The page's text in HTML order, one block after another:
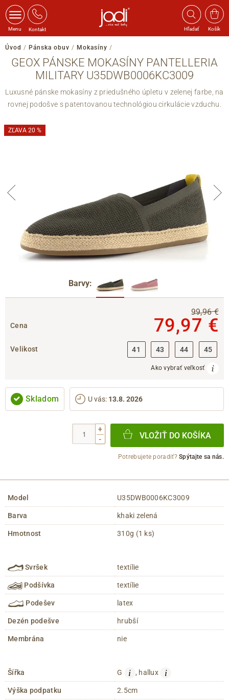
Menu Kontakt Hľadať Košík
Úvod / Pánska obuv / Mokasíny /
GEOX PÁNSKE MOKASÍNY PANTELLERIA
MILITARY U35DWB0006KC3009
Luxusné pánske mokasíny z priedušného úpletu v zelenej farbe, na
rovnej podošve s patentovanou technológiou cirkulácie vzduchu.
ZĽAVA 20 %
Barvy:
Cena
99,96 €
79,97 €
Velikost 41 43 44 45
Ako vybrať veľkosť
Skladom U vás: 13.8. 2026
+
-
VLOŽIŤ DO KOŠÍKA
Potrebujete poradiť?Spýtajte sa nás.
Model U35DWB0006KC3009
Barva khaki zelená
Hmotnost 310g (1 ks)
Svršek textílie
Podšívka textílie
Podešev latex
Dezén podešve hrubší
Membrána nie
Šířka G i , hallux i
Výška podpatku 2.5cm